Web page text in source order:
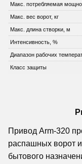
Макс. потребляемая
Макс. вес ворот, кг
Макс. длина створки, м
Интенсивность, %
Диапазон рабочих
Класс защиты
Привод Arm-320
распашных ворот
бытового